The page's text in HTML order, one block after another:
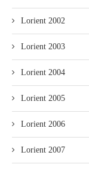
Lorient 2002
Lorient 2003
Lorient 2004
Lorient 2005
Lorient 2006
Lorient 2007